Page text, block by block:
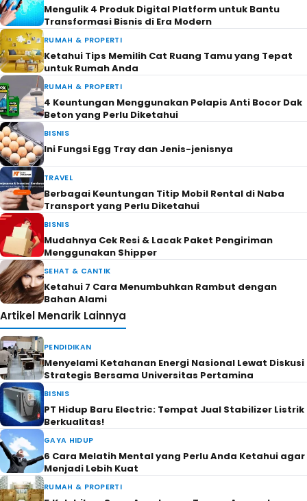
Mengulik 4 Produk Digital Platform untuk Bantu
Transformasi Bisnis di Era Modern
RUMAH & PROPERTI
Ketahui Tips Memilih Cat Ruang Tamu yang Tepat
untuk Rumah Anda
RUMAH & PROPERTI
4 Keuntungan Menggunakan Pelapis Anti Bocor Dak
Beton yang Perlu Diketahui
BISNIS
Ini Fungsi Egg Tray dan Jenis-jenisnya
TRAVEL
Berbagai Keuntungan Titip Mobil Rental di Naba
Transport yang Perlu Diketahui
BISNIS
Mudahnya Cek Resi & Lacak Paket Pengiriman
Menggunakan Shipper
SEHAT & CANTIK
Ketahui 7 Cara Menumbuhkan Rambut dengan
Bahan Alami
Artikel Menarik Lainnya
PENDIDIKAN
Menyelami Ketahanan Energi Nasional Lewat Diskusi
Strategis Bersama Universitas Pertamina
BISNIS
PT Hidup Baru Electric: Tempat Jual Stabilizer Listrik
Berkualitas!
GAYA HIDUP
6 Cara Melatih Mental yang Perlu Anda Ketahui agar
Menjadi Lebih Kuat
RUMAH & PROPERTI